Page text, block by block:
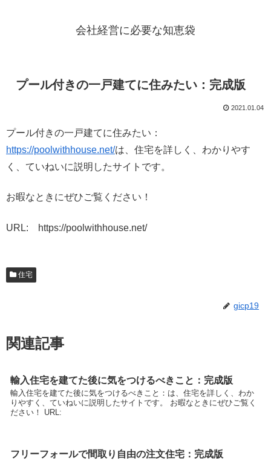
会社経営に必要な知恵袋
プール付きの一戸建てに住みたい：完成版
2021.01.04
プール付きの一戸建てに住みたい：
https://poolwithhouse.net/は、住宅を詳しく、わかりやす
く、ていねいに説明したサイトです。
お暇なときにぜひご覧ください！
URL: https://poolwithhouse.net/
住宅
gicp19
関連記事
輸入住宅を建てた後に気をつけるべきこと：完成版
輸入住宅を建てた後に気をつけるべきこと：は、住宅を詳しく、わか
りやすく、ていねいに説明したサイトです。 お暇なときにぜひご覧く
ださい！ URL:
フリーフォールで間取り自由の注文住宅：完成版